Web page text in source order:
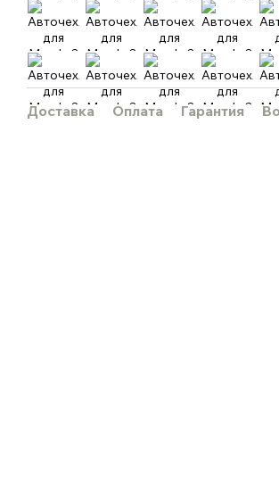
Доставка Оплата Гарантия